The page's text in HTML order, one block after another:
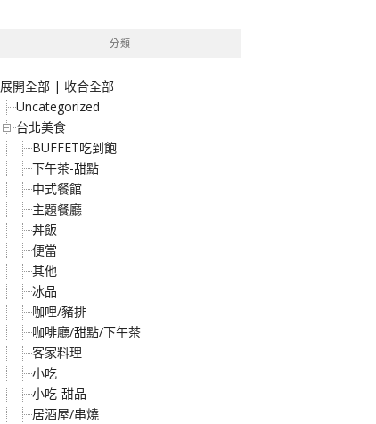
分類
展開全部 | 收合全部
Uncategorized
台北美食
BUFFET吃到飽
下午茶-甜點
中式餐館
主題餐廳
丼飯
便當
其他
冰品
咖哩/豬排
咖啡廳/甜點/下午茶
客家料理
小吃
小吃-甜品
居酒屋/串燒